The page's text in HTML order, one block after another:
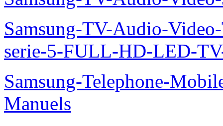
Samsung-TV-Audio-
serie-5-FULL-HD-LED-
Samsung-Telephone-
Manuels